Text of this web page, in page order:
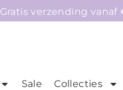
Gratis verzending
Sale Collecties